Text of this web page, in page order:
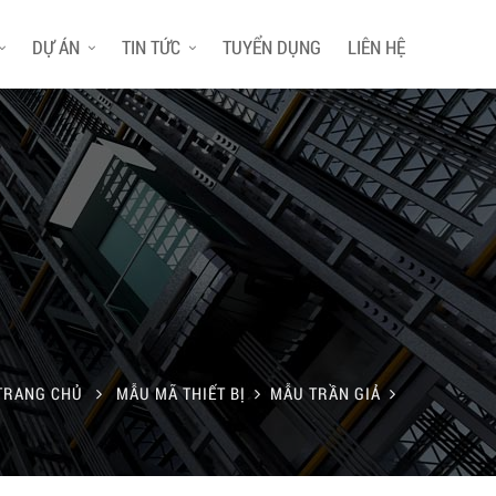
DỰ ÁN TIN TỨC TUYỂN DỤNG LIÊN HỆ
CHỦ MẪU MÃ THIẾT BỊ MẪU TRẦN GIẢ